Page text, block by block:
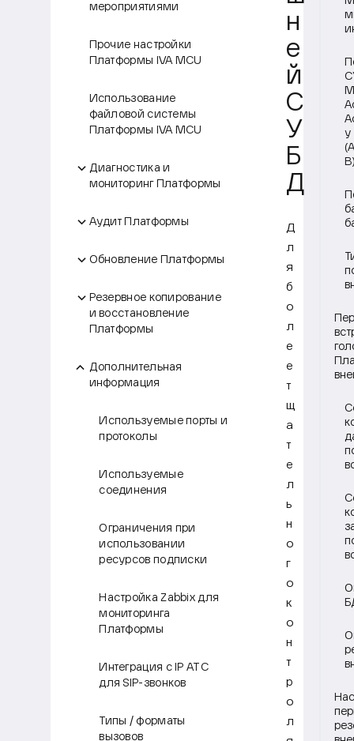
мероприятиями
Прочие настройки
Платформы IVA MCU
Использование
файловой системы
Платформы IVA MCU
Диагностика и
мониторинг Платформы
Аудит Платформы
Обновление Платформы
Резервное копирование
и восстановление
Платформы
Дополнительная
информация
Используемые порты и
протоколы
Используемые
соединения
Ограничения при
использовании
ресурсов подписки
Настройка Zabbix для
мониторинга
Платформы
Интеграция с IP АТС
для SIP-звонков
Типы / форматы
вызовов
y
н
е
й
С
У
Б
Д
Д
л
я
б
о
л
е
е
т
щ
а
т
е
л
ь
н
о
г
о
к
о
н
т
р
о
л